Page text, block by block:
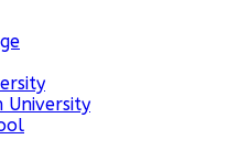
University